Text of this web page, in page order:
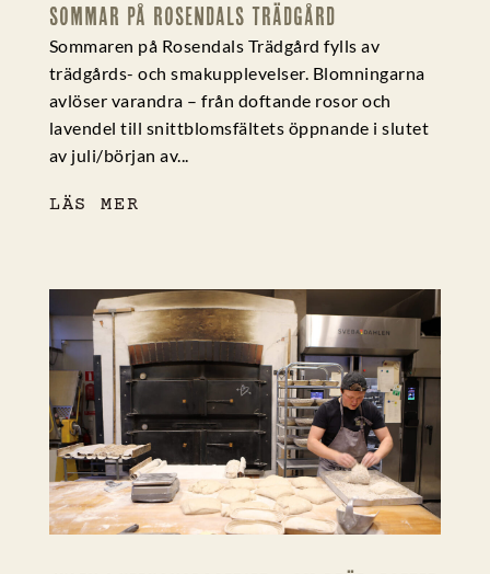
SOMMAR PÅ ROSENDALS TRÄDGÅRD
Sommaren på Rosendals Trädgård fylls av
trädgårds- och smakupplevelser. Blomningarna
avlöser varandra – från doftande rosor och
lavendel till snittblomsfältets öppnande i slutet
av juli/början av...
LÄS MER